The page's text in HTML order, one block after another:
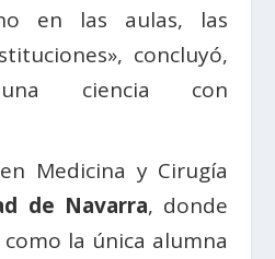
en las aulas, las
concluyó,
una ciencia con
Medicina y Cirugía
de Navarra, donde
la única alumna